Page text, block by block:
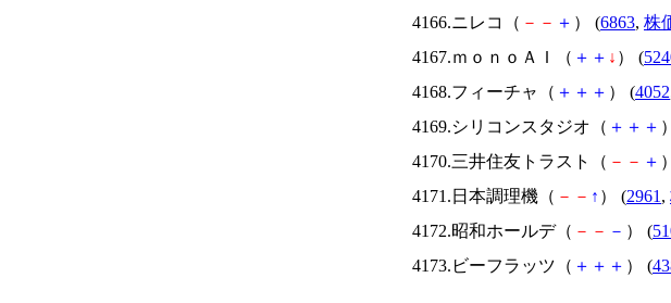
4166.ニレコ（ － － ＋ ） (6863, 株
4167.ｍｏｎｏＡＩ（ ＋ ＋ ↓ ） (
4168.フィーチャ（ ＋ ＋ ＋ ） (4052
4169.シリコンスタジオ（ ＋ ＋ ＋
4170.三井住友トラスト（ － － ＋
4171.日本調理機（ － － ↑ ） (2961 ,
4172.昭和ホールデ（ － － － ） (
4173.ビーフラッツ（ ＋ ＋ ＋ ） (